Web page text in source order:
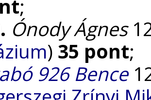
;
Ónody Ágnes
) 35 pont;
926 Bence